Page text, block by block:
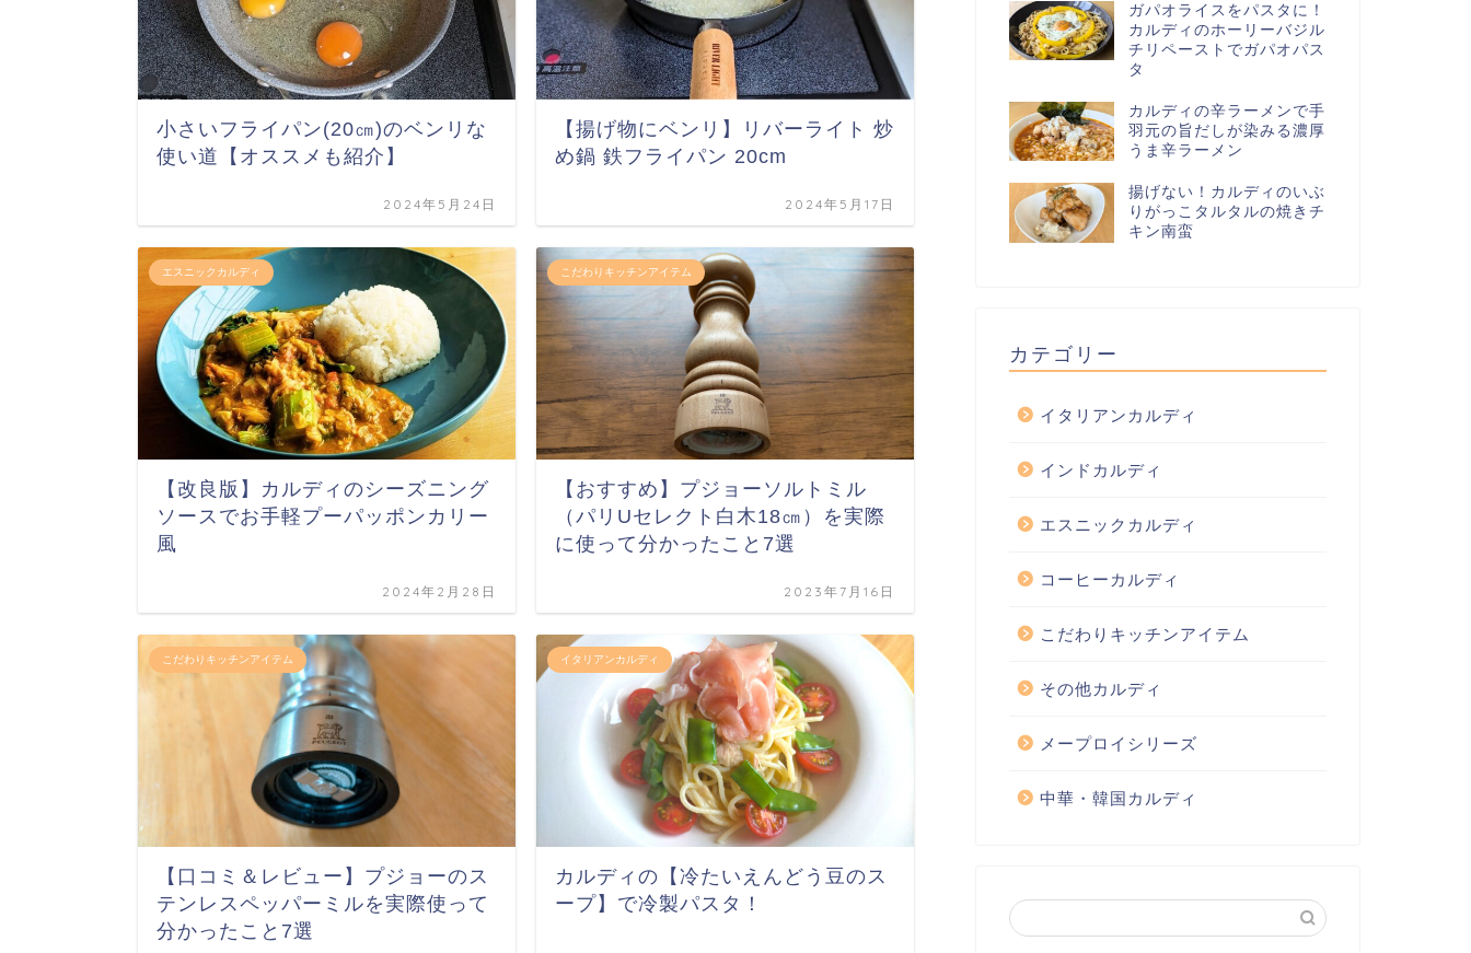
小さいフライパン(20㎝)のベンリな
使い道【オススメも紹介】
2024年5月24日
【揚げ物にベンリ】リバーライト 炒
め鍋 鉄フライパン 20cm
2024年5月17日
エスニックカルディ
【改良版】カルディのシーズニング
ソースでお手軽プーパッポンカリー
風
2024年2月28日
こだわりキッチンアイテム
【おすすめ】プジョーソルトミル
（パリUセレクト白木18㎝）を実際
に使って分かったこと7選
2023年7月16日
こだわりキッチンアイテム
【口コミ＆レビュー】プジョーのス
テンレスペッパーミルを実際使って
分かったこと7選
イタリアンカルディ
カルディの【冷たいえんどう豆のス
ープ】で冷製パスタ！
カルディのナンミックスで本格チー
2021年12月31日
ガパオライスをパスタに！
カルディのホーリーバジル
チリペーストでガパオパス
タ
カルディの辛ラーメンで手
羽元の旨だしが染みる濃厚
うま辛ラーメン
揚げない！カルディのいぶ
りがっこタルタルの焼きチ
キン南蛮
カテゴリー
イタリアンカルディ
インドカルディ
エスニックカルディ
コーヒーカルディ
こだわりキッチンアイテム
その他カルディ
メープロイシリーズ
中華・韓国カルディ